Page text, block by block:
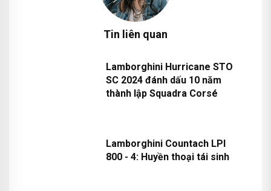
Lamborghini Hurricane STO
SC 2024 đánh dấu 10 năm
Lamborghini Countach LPI